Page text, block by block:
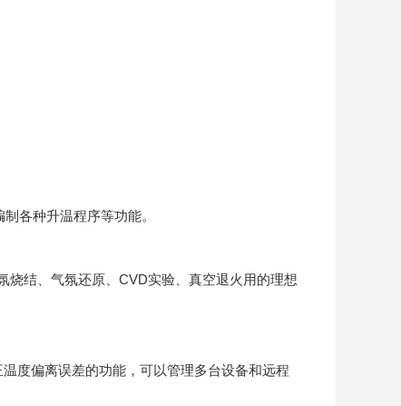
各种升温程序等功能。
结、气氛还原、CVD实验、真空退火用的理想
度偏离误差的功能，可以管理多台设备和远程